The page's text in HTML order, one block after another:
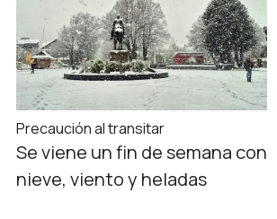
Precaución al transitar
Se viene un fin de semana con
nieve, viento y heladas